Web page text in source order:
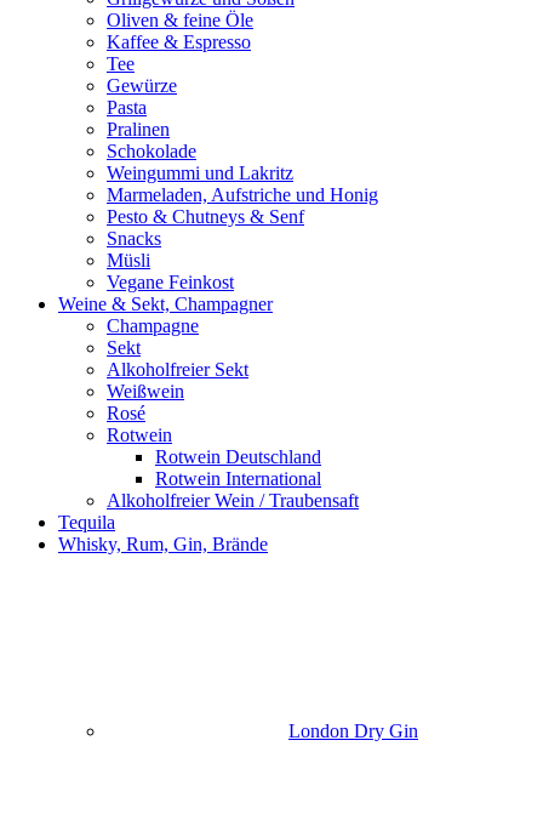
Oliven & feine Öle
Kaffee & Espresso
Tee
Gewürze
Pasta
Pralinen
Schokolade
Weingummi und Lakritz
Marmeladen, Aufstriche und Honig
Pesto & Chutneys & Senf
Snacks
Müsli
Vegane Feinkost
Weine & Sekt, Champagner
Champagne
Sekt
Alkoholfreier Sekt
Weißwein
Rosé
Rotwein
Rotwein Deutschland
Rotwein International
Alkoholfreier Wein / Traubensaft
Tequila
Whisky, Rum, Gin, Brände
London Dry Gin